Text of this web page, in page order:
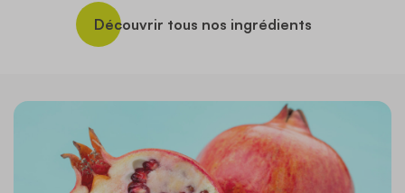
Découvrir tous nos ingrédients